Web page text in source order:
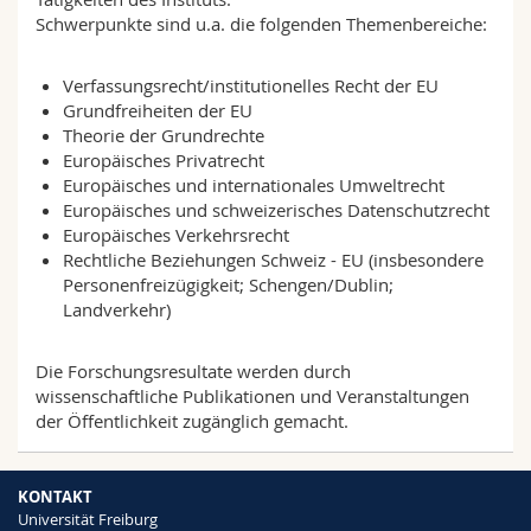
Math.-Nat. und Med. Fak.
Interfakultär
Mitarbeitende
Doktorierende
Webmail
Vorlesungsverzeichnis
MyUnifr
Schwerpunkte sind u.a. die folgenden Themenbereiche:
Verfassungsrecht/institutionelles Recht der EU
Grundfreiheiten der EU
Theorie der Grundrechte
Europäisches Privatrecht
Europäisches und internationales Umweltrecht
Europäisches und schweizerisches Datenschutzrecht
Europäisches Verkehrsrecht
Rechtliche Beziehungen Schweiz - EU (insbesondere
Personenfreizügigkeit; Schengen/Dublin;
Landverkehr)
Die Forschungsresultate werden durch
wissenschaftliche Publikationen und Veranstaltungen
der Öffentlichkeit zugänglich gemacht.
KONTAKT
Universität Freiburg